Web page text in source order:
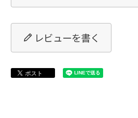
レビューを書く